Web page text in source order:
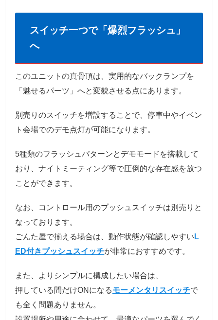
スイッチ一つで「爆烈フラッシュ」
へ
このユニットの真骨頂は、実用的なバックランプを
「魅せるパーツ」へと変貌させる点にあります。
別売りのスイッチを増設することで、停車中やイベン
ト会場でのデモ点灯が可能になります。
5種類のフラッシュパターンとデモモードを搭載して
おり、ナイトミーティング等で圧倒的な存在感を放つ
ことができます。
なお、コントロール用のプッシュスイッチは別売りと
なっております。
ごんた屋で揃える場合は、動作状態が確認しやすい L
ED付きプッシュスイッチが非常におすすめです。
また、よりシンプルに構成したい場合は、
押している間だけONになるモーメンタリスイッチで
も全く問題ありません。